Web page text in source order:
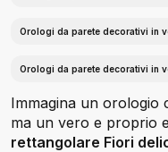
Orologi da parete decorativi in
Orologi da parete decorativi in
Immagina un orologio
ma un vero e proprio
rettangolare Fiori